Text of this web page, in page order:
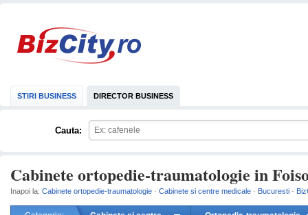
STIRI BUSINESS DIRECTOR BUSINESS
Cauta:
Cabinete ortopedie-traumatologie in
Inapoi la: Cabinete ortopedie-traumatologie · Cabinete si centre medicale · Bucuresti ·